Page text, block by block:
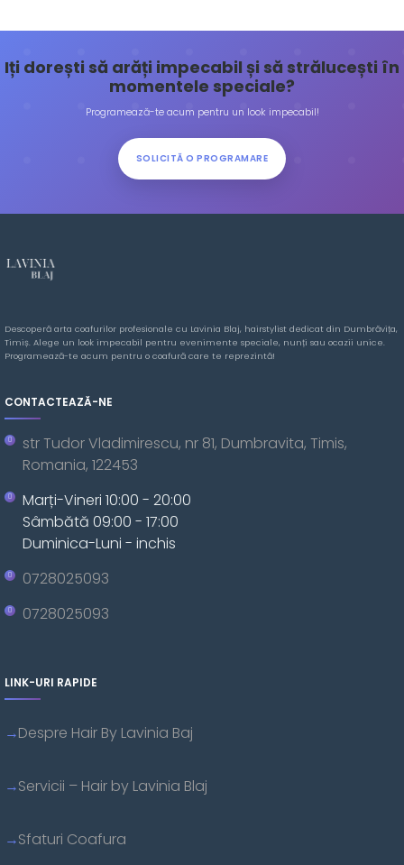
Iți dorești să arăți impecabil și să strălucești în
momentele speciale?
Programează-te acum pentru un look impecabil!
SOLICITĂ O PROGRAMARE
Descoperă arta coafurilor profesionale cu Lavinia Blaj, hairstylist dedicat din Dumbrăvița,
Timiș. Alege un look impecabil pentru evenimente speciale, nunți sau ocazii unice.
Programează-te acum pentru o coafură care te reprezintă!
CONTACTEAZĂ-NE
str Tudor Vladimirescu, nr 81, Dumbravita, Timis,
Romania, 122453
Marți-Vineri 10:00 - 20:00
Sâmbătă 09:00 - 17:00
Duminica-Luni - inchis
0728025093
0728025093
LINK-URI RAPIDE
Despre Hair By Lavinia Baj
Servicii – Hair by Lavinia Blaj
Sfaturi Coafura